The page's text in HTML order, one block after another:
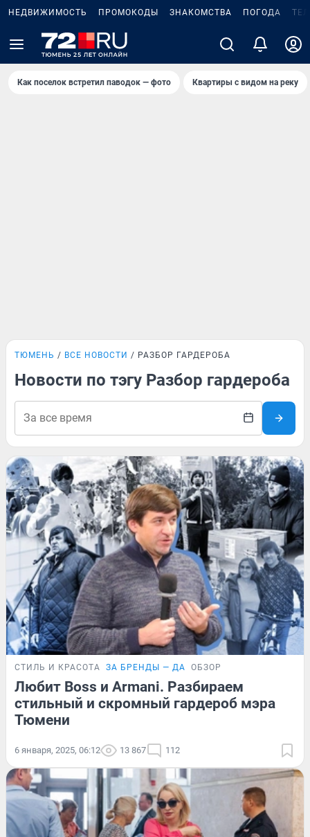
НЕДВИЖИМОСТЬ ПРОМОКОДЫ ЗНАКОМСТВА ПОГОДА
Как поселок встретил паводок — фото Квартиры с видом на реку
ТЮМЕНЬ ВСЕ НОВОСТИ РАЗБОР ГАРДЕРОБА
Новости по тэгу Разбор гардероба
СТИЛЬ И КРАСОТА ЗА БРЕНДЫ — ДА ОБЗОР
Любит Boss и Armani. Разбираем
стильный и скромный гардероб мэра
Тюмени
6 января, 2025, 06:12 13 867 112